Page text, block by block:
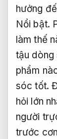
hưởng
Nổi bật.
làm thế
tậu dòng
phẩm
sóc tốt.
hỏi lớn
người
trước